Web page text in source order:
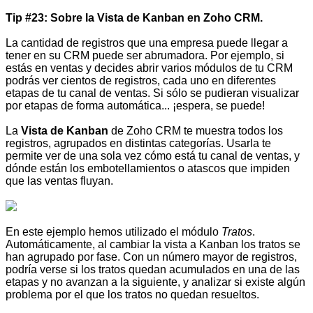
Tip #23: Sobre la Vista de Kanban en Zoho CRM.
La cantidad de registros que una empresa puede llegar a
tener en su CRM puede ser abrumadora. Por ejemplo, si
estás en ventas y decides abrir varios módulos de tu CRM
podrás ver cientos de registros, cada uno en diferentes
etapas de tu canal de ventas. Si sólo se pudieran visualizar
por etapas de forma automática... ¡espera, se puede!
La Vista de Kanban de Zoho CRM te muestra todos los
registros, agrupados en distintas categorías. Usarla te
permite ver de una sola vez cómo está tu canal de ventas, y
dónde están los embotellamientos o atascos que impiden
que las ventas fluyan.
En este ejemplo hemos utilizado el módulo Tratos.
Automáticamente, al cambiar la vista a Kanban los tratos se
han agrupado por fase. Con un número mayor de registros,
podría verse si los tratos quedan acumulados en una de las
etapas y no avanzan a la siguiente, y analizar si existe algún
problema por el que los tratos no quedan resueltos.